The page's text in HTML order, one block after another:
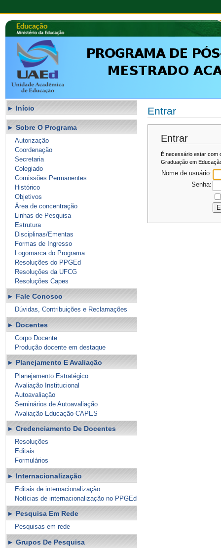
Início
Sobre O Programa
Autorização
Coordenação
Secretaria
Colegiado
Comissões Permanentes
Histórico
Objetivos
Área de concentração
Linhas de Pesquisa
Estrutura
Disciplinas/Ementas
Formas de Ingresso
Logomarca do Programa
Resoluções do PPGEd
Resoluções da UFCG
Resoluções Capes
Fale Conosco
Dúvidas, Contribuições e Reclamações
Docentes
Corpo Docente
Produção docente em destaque
Planejamento E Avaliação
Planejamento Estratégico
Avaliação Institucional
Autoavaliação
Seminários de Autoavaliação
Avaliação Educação-CAPES
Credenciamento De Docentes
Resoluções
Editais
Formulários
Internacionalização
Editais de internacionalização
Notícias de internacionalização no PPGEd
Pesquisa Em Rede
Pesquisas em rede
Grupos De Pesquisa
Entrar
Entrar
É necessário estar com
Graduação em
Nome de usuário:
Senha: